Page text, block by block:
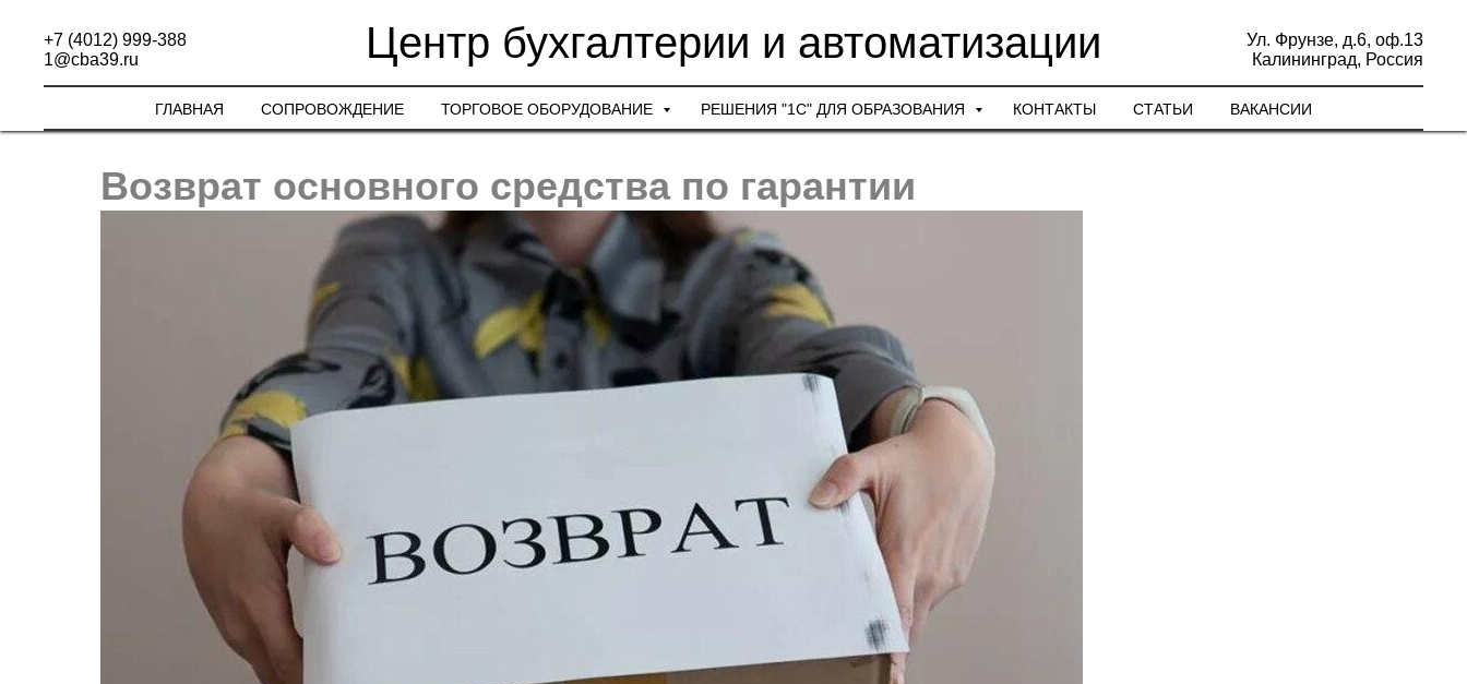
Центр бухгалтерии и автоматизации
+7 (4012) 999-388
1@cba39.ru
Ул. Фрунзе, д.6, оф.13
Калининград, Россия
ГЛАВНАЯ СОПРОВОЖДЕНИЕ ТОРГОВОЕ ОБОРУДОВАНИЕ РЕШЕНИЯ "1С" ДЛЯ ОБРАЗОВАНИЯ КОНТАКТЫ СТАТЬИ ВАКАНСИИ
Возврат основного средства по гарантии